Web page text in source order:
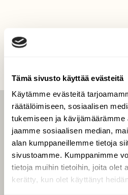
Tämä sivusto käyttää evästeitä
Käytämme evästeitä
räätälöimiseen, sosiaalisen
tukemiseen ja
jaamme sosiaalisen median,
alan kumppaneillemme tietoja
sivustoamme. Kumppanimme
tietoja muihin tietoihin, joita olet
kerätty, kun olet käyttänyt